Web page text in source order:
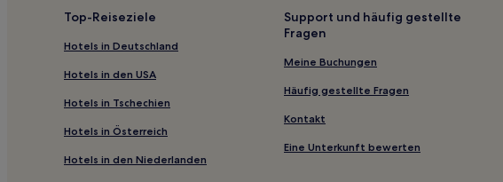
Hotels nahe Harry Tuffins Country Park
Hotels nahe Traeth Llandanwg Beach
Queensferry Hotels
Top-Reiseziele
Hotels in Deutschland
Hotels in den USA
Hotels in Tschechien
Hotels in Österreich
Hotels in den Niederlanden
Support und häufig gestellte
Fragen
Meine Buchungen
Häufig gestellte Fragen
Kontakt
Eine Unterkunft bewerten